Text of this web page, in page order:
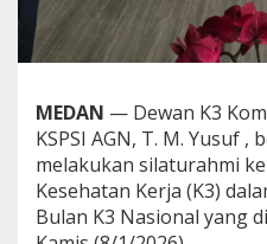
I
S
a
t
u
r
a
h
MEDAN — Dewan K3
KSPSI AGN, T. M. Yusuf ,
melakukan silaturahmi
Kesehatan Kerja (K3)
Bulan K3 Nasional yang